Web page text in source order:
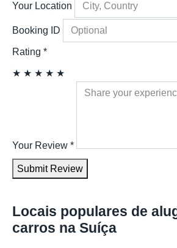
Your Location
Booking ID
Rating *
★ ★ ★ ★ ★
Your Review *
Submit Review
Locais populares de
carros na Suíça